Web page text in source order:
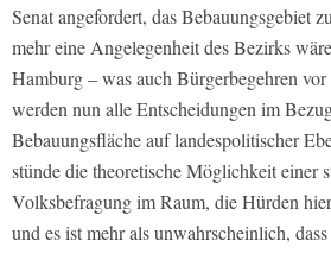
Senat angefordert, das Bebauungsgebiet
mehr eine Angelegenheit des Bezirks
Hamburg – was auch Bürgerbegehren
werden nun alle Entscheidungen im
Bebauungsfläche auf landespolitischer
stünde die theoretische Möglichkeit einer
Volksbefragung im Raum, die Hürden
und es ist mehr als unwahrscheinlich,